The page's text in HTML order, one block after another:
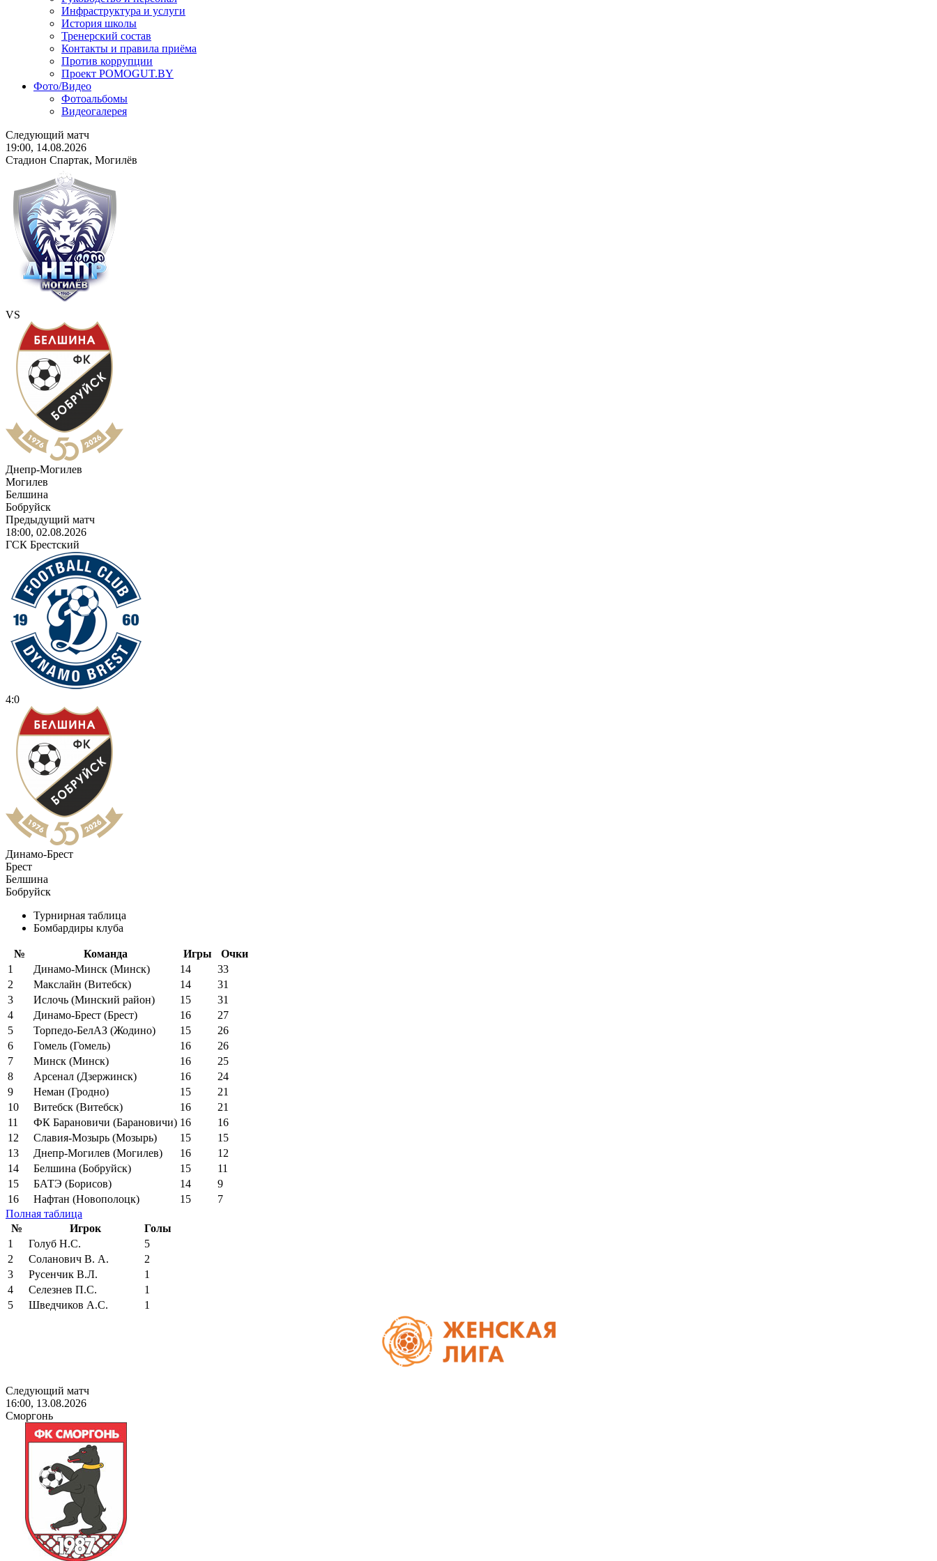
Инфраструктура и услуги
История школы
Тренерский состав
Контакты и правила приёма
Против коррупции
Проект POMOGUT.BY
Фото/Видео
Фотоальбомы
Видеогалерея
Следующий матч
19:00, 14.08.2026
Стадион Спартак, Могилёв
VS
Днепр-Могилев
Могилев
Белшина
Бобруйск
Предыдущий матч
18:00, 02.08.2026
ГСК Брестский
4:0
Динамо-Брест
Брест
Белшина
Бобруйск
Турнирная таблица
Бомбардиры клуба
№ Команда Игры
Очки
1
Динамо-Минск (Минск) 14
33
2
Макслайн (Витебск) 14
31
3
Ислочь (Минский район) 15
31
4
Динамо-Брест (Брест) 16
27
5
Торпедо-БелАЗ (Жодино) 15
26
6
Гомель (Гомель) 16
26
7
Минск (Минск) 16
25
8
Арсенал (Дзержинск) 16
24
9
Неман (Гродно) 15
21
10
Витебск (Витебск) 16
21
11
ФК Барановичи (Барановичи) 16
16
12
Славия-Мозырь (Мозырь) 15
15
13
Днепр-Могилев (Могилев) 16
12
14
Белшина (Бобруйск) 15
11
15
БАТЭ (Борисов) 14
9
16
Нафтан (Новополоцк) 15
7
Полная таблица
№
Игрок
Голы
1
Голуб Н.С.
5
2
Соланович В. А.
2
3
Русенчик В.Л.
1
4
Селезнев П.С.
1
5
Шведчиков А.С. 1
Следующий матч
16:00, 13.08.2026
Сморгонь